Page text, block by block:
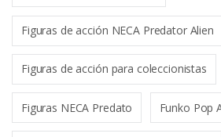
Figuras de acción NECA Predator Alien
Figuras de acción para coleccionistas
Figuras NECA Predato Funko Pop